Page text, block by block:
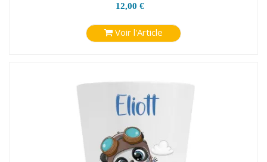
12,00 €
Voir l'Article